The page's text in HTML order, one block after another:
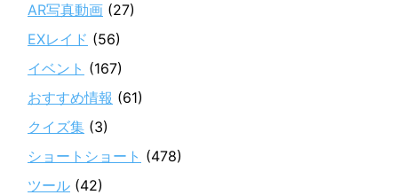
AR写真動画 (27)
EXレイド (56)
イベント (167)
おすすめ情報 (61)
クイズ集 (3)
ショートショート (478)
ツール (42)